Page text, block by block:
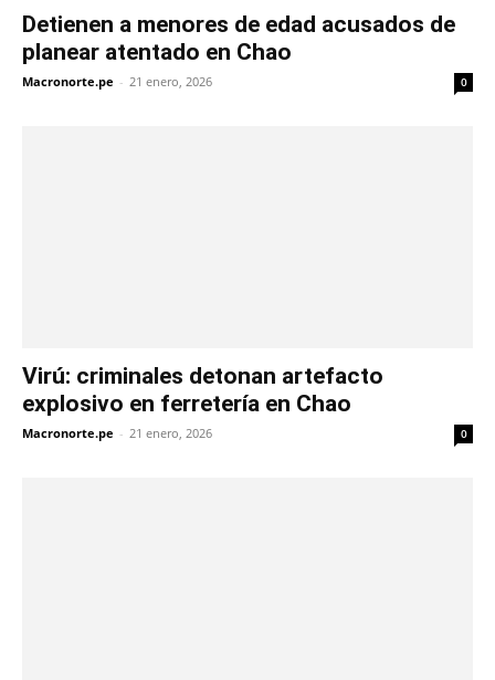
Detienen a menores de edad acusados de
planear atentado en Chao
Macronorte.pe - 21 enero, 2026 0
Virú: criminales detonan artefacto
explosivo en ferretería en Chao
Macronorte.pe - 21 enero, 2026 0